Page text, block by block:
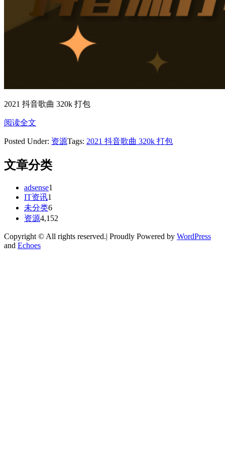
2021 抖音歌曲 320k 打包
阅读全文
Posted Under: 资源Tags: 2021 抖音歌曲 320k 打包
文章分类
adsense1
IT资讯1
未分类6
资源4,152
Copyright © All rights reserved.| Proudly Powered by WordPress
and Echoes